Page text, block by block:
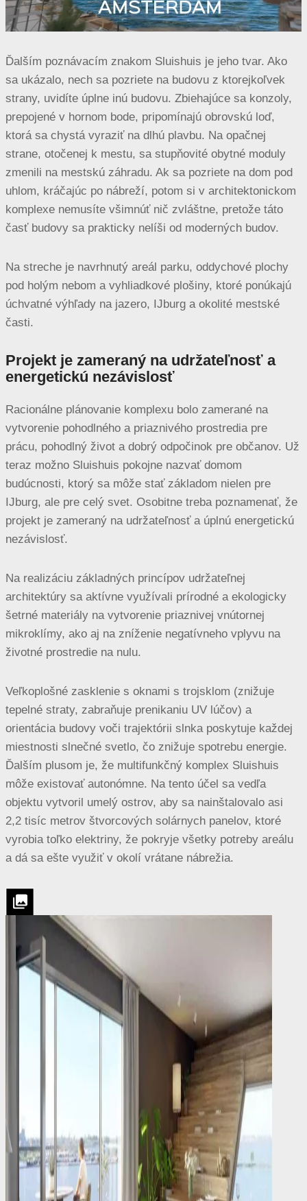
Ďalším poznávacím znakom Sluishuis je jeho tvar. Ako
sa ukázalo, nech sa pozriete na budovu z ktorejkoľvek
strany, uvidíte úplne inú budovu. Zbiehajúce sa konzoly,
prepojené v hornom bode, pripomínajú obrovskú loď,
ktorá sa chystá vyraziť na dlhú plavbu. Na opačnej
strane, otočenej k mestu, sa stupňovité obytné moduly
zmenili na mestskú záhradu. Ak sa pozriete na dom pod
uhlom, kráčajúc po nábreží, potom si v architektonickom
komplexe nemusíte všimnúť nič zvláštne, pretože táto
časť budovy sa prakticky nelíši od moderných budov.
Na streche je navrhnutý areál parku, oddychové plochy
pod holým nebom a vyhliadkové plošiny, ktoré ponúkajú
úchvatné výhľady na jazero, IJburg a okolité mestské
časti.
Projekt je zameraný na udržateľnosť a
energetickú nezávislosť
Racionálne plánovanie komplexu bolo zamerané na
vytvorenie pohodlného a priaznivého prostredia pre
prácu, pohodlný život a dobrý odpočinok pre občanov. Už
teraz možno Sluishuis pokojne nazvať domom
budúcnosti, ktorý sa môže stať základom nielen pre
IJburg, ale pre celý svet. Osobitne treba poznamenať, že
projekt je zameraný na udržateľnosť a úplnú energetickú
nezávislosť.
Na realizáciu základných princípov udržateľnej
architektúry sa aktívne využívali prírodné a ekologicky
šetrné materiály na vytvorenie priaznivej vnútornej
mikroklímy, ako aj na zníženie negatívneho vplyvu na
životné prostredie na nulu.
Veľkoplošné zasklenie s oknami s trojsklom (znižuje
tepelné straty, zabraňuje prenikaniu UV lúčov) a
orientácia budovy voči trajektórii slnka poskytuje každej
miestnosti slnečné svetlo, čo znižuje spotrebu energie.
Ďalším plusom je, že multifunkčný komplex Sluishuis
môže existovať autonómne. Na tento účel sa vedľa
objektu vytvoril umelý ostrov, aby sa nainštalovalo asi
2,2 tisíc metrov štvorcových solárnych panelov, ktoré
vyrobia toľko elektriny, že pokryje všetky potreby areálu
a dá sa ešte využiť v okolí vrátane nábrežia.